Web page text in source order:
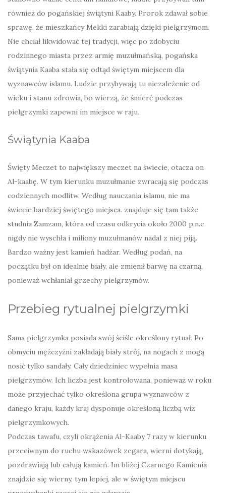
również do pogańskiej świątyni Kaaby. Prorok zdawał sobie
sprawę, że mieszkańcy Mekki zarabiają dzięki pielgrzymom.
Nie chciał likwidować tej tradycji, więc po zdobyciu
rodzinnego miasta przez armię muzułmańską, pogańska
świątynia Kaaba stała się odtąd świętym miejscem dla
wyznawców islamu. Ludzie przybywają tu niezależenie od
wieku i stanu zdrowia, bo wierzą, że śmierć podczas
pielgrzymki zapewni im miejsce w raju.
Świątynia Kaaba
Święty Meczet to największy meczet na świecie, otacza on
Al-kaabę. W tym kierunku muzułmanie zwracają się podczas
codziennych modlitw. Według nauczania islamu, nie ma
świecie bardziej świętego miejsca. znajduje się tam także
studnia Zamzam, która od czasu odkrycia około 2000 p.n.e
nigdy nie wyschła i miliony muzułmanów nadal z niej piją.
Bardzo ważny jest kamień hadżar. Według podań, na
początku był on idealnie biały, ale zmienił barwę na czarną,
ponieważ wchłaniał grzechy pielgrzymów.
Przebieg rytualnej pielgrzymki
Sama pielgrzymka posiada swój ściśle określony rytuał. Po
obmyciu mężczyźni zakładają biały strój, na nogach z mogą
nosić tylko sandały. Cały dziedziniec wypełnia masa
pielgrzymów. Ich liczba jest kontrolowana, ponieważ w roku
może przyjechać tylko określona grupa wyznawców z
danego kraju, każdy kraj dysponuje określoną liczbą wiz
pielgrzymkowych.
Podczas tawafu, czyli okrążenia Al-Kaaby 7 razy w kierunku
przeciwnym do ruchu wskazówek zegara, wierni dotykają,
pozdrawiają lub całują kamień. Im bliżej Czarnego Kamienia
znajdzie się wierny, tym lepiej, ale w świętym miejscu